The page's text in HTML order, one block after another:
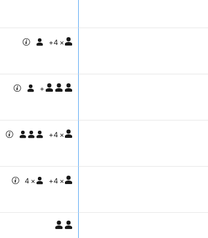
×
4
+
+
×
4
+
×
4
+
×
4